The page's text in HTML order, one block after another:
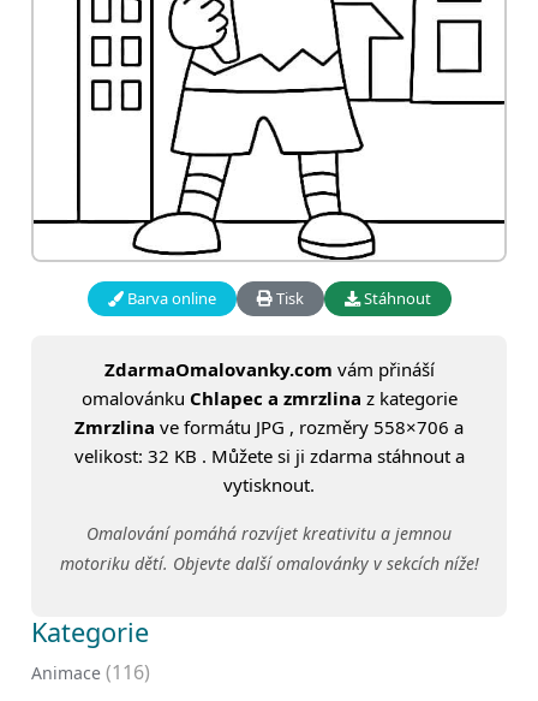
Barva online Tisk Stáhnout
ZdarmaOmalovanky.com vám přináší
omalovánku Chlapec a zmrzlina z kategorie
Zmrzlina ve formátu JPG , rozměry 558×706 a
velikost: 32 KB . Můžete si ji zdarma stáhnout a
vytisknout.
Omalování pomáhá rozvíjet kreativitu a jemnou
motoriku dětí. Objevte další omalovánky v sekcích níže!
Kategorie
Animace (116)